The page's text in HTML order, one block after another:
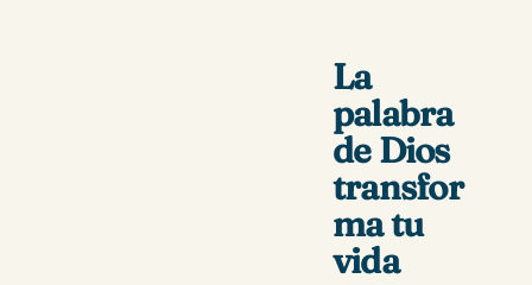
La
palabra
de Dios
transfor
ma tu
vida